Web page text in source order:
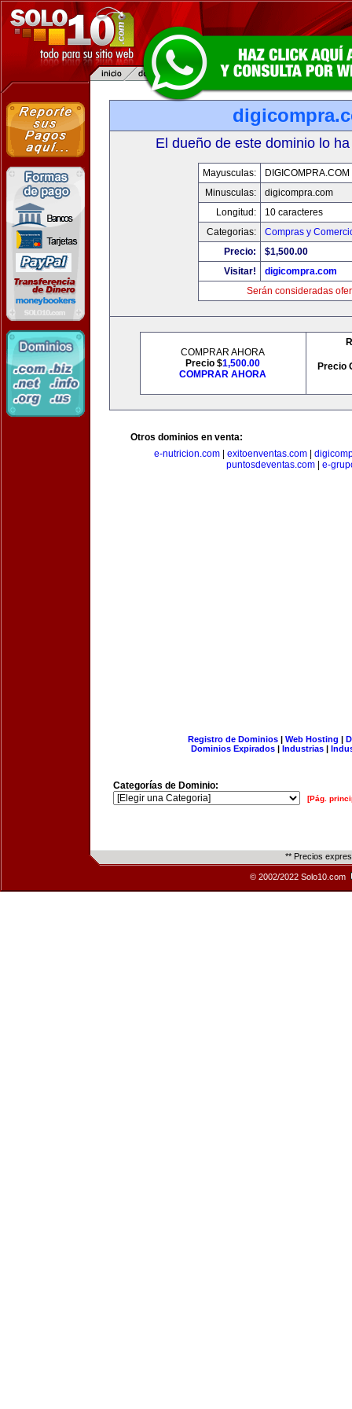
El dueño de este dominio lo
Mayusculas:
DIGICOMPRA.COM
Minusculas:
digicompra.com
Longitud:
10 caracteres
Categorias:
Compras y
Precio:
$1,500.00
Visitar!
digicompra.com
Serán consideradas
COMPRAR AHORA
Precio $1,500.00
COMPRAR AHORA
Precio
Otros dominios en venta:
e-nutricion.com
exitoenventas.com
puntosdeventas.com| e-
Registro de Dominios| Web Hosting |
Dominios Expirados | Industrias |
Categorías de Dominio:
[Pág.
** Precios
© 2002/2022 Solo10.com